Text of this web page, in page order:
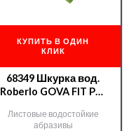
КУПИТЬ В ОДИН
КЛИК
68349 Шкурка вод.
Roberlo GOVA FIT P80
Листовые водостойкие
абразивы